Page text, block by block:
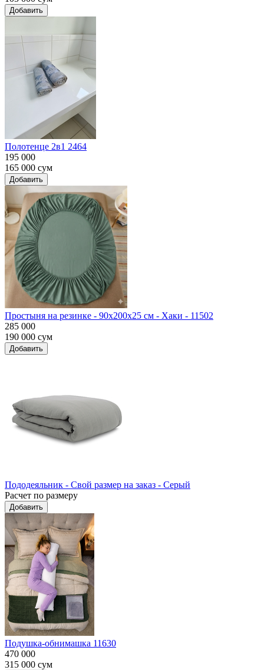
Добавить
Полотенце 2в1 2464
195 000
165 000 сум
Добавить
Простыня на резинке - 90x200x25 cм - Хаки - 11502
285 000
190 000 сум
Добавить
Пододеяльник - Свой размер на заказ - Серый
Расчет по размеру
Добавить
Подушка-обнимашка 11630
470 000
315 000 сум